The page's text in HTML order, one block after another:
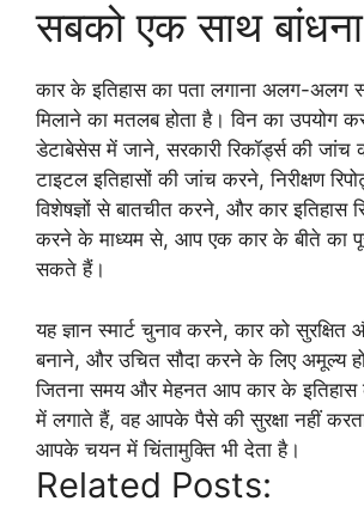
सबको एक साथ बांधना
कार के इतिहास का पता लगाना अलग-अलग
मिलाने का मतलब होता है। विन का उपयोग
डेटाबेसेस में जाने, सरकारी रिकॉर्ड्स की
टाइटल इतिहासों की जांच करने, निरीक्षण
विशेषज्ञों से बातचीत करने, और कार इतिहास
करने के माध्यम से, आप एक कार के बीते का
सकते हैं।
यह ज्ञान स्मार्ट चुनाव करने, कार को सुरक्षित
बनाने, और उचित सौदा करने के लिए अमूल्य
जितना समय और मेहनत आप कार के
में लगाते हैं, वह आपके पैसे की सुरक्षा नहीं
आपके चयन में चिंतामुक्ति भी देता है।
Related Posts: